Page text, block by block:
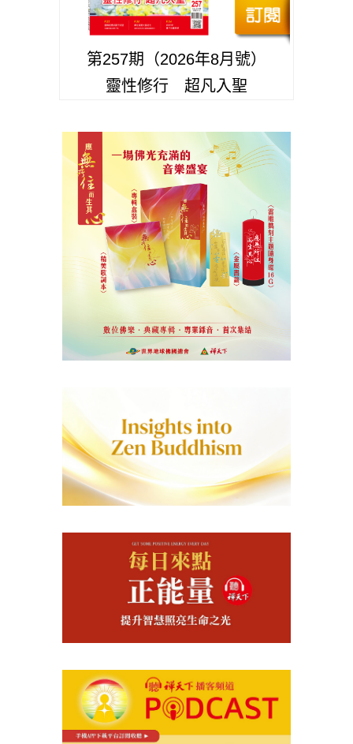
第257期（2026年8月號）
靈性修行 超凡入聖